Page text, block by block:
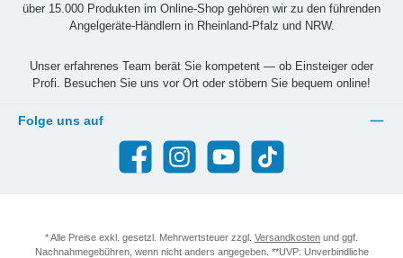
über 15.000 Produkten im Online-Shop gehören wir zu den führenden
Angelgeräte-Händlern in Rheinland-Pfalz und NRW.
Unser erfahrenes Team berät Sie kompetent — ob Einsteiger oder
Profi. Besuchen Sie uns vor Ort oder stöbern Sie bequem online!
Folge uns auf
Facebook Instagram YouTube TikTok
* Alle Preise exkl. gesetzl. Mehrwertsteuer zzgl. Versandkosten und ggf.
Nachnahmegebühren, wenn nicht anders angegeben. **UVP: Unverbindliche